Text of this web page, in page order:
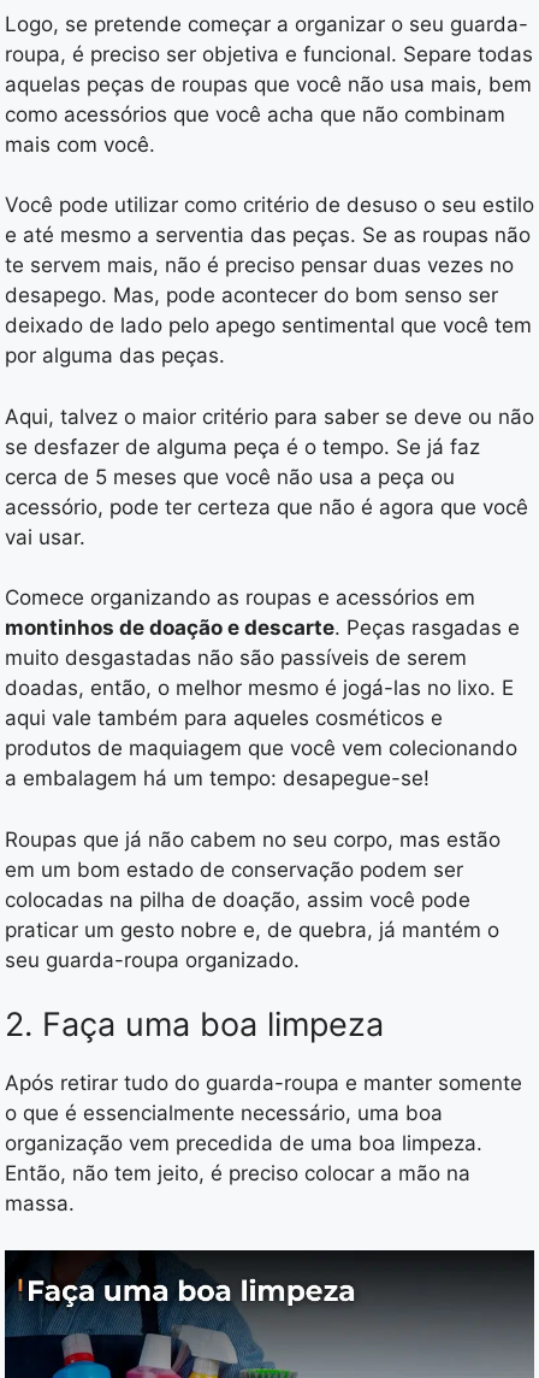
Logo, se pretende começar a organizar o seu guarda-
roupa, é preciso ser objetiva e funcional. Separe todas
aquelas peças de roupas que você não usa mais, bem
como acessórios que você acha que não combinam
mais com você.
Você pode utilizar como critério de desuso o seu estilo
e até mesmo a serventia das peças. Se as roupas não
te servem mais, não é preciso pensar duas vezes no
desapego. Mas, pode acontecer do bom senso ser
deixado de lado pelo apego sentimental que você tem
por alguma das peças.
Aqui, talvez o maior critério para saber se deve ou não
se desfazer de alguma peça é o tempo. Se já faz
cerca de 5 meses que você não usa a peça ou
acessório, pode ter certeza que não é agora que você
vai usar.
Comece organizando as roupas e acessórios em
montinhos de doação e descarte. Peças rasgadas e
muito desgastadas não são passíveis de serem
doadas, então, o melhor mesmo é jogá-las no lixo. E
aqui vale também para aqueles cosméticos e
produtos de maquiagem que você vem colecionando
a embalagem há um tempo: desapegue-se!
Roupas que já não cabem no seu corpo, mas estão
em um bom estado de conservação podem ser
colocadas na pilha de doação, assim você pode
praticar um gesto nobre e, de quebra, já mantém o
seu guarda-roupa organizado.
2. Faça uma boa limpeza
Após retirar tudo do guarda-roupa e manter somente
o que é essencialmente necessário, uma boa
organização vem precedida de uma boa limpeza.
Então, não tem jeito, é preciso colocar a mão na
massa.